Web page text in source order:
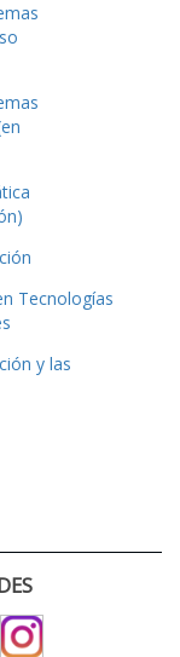
Tecnologías
y las